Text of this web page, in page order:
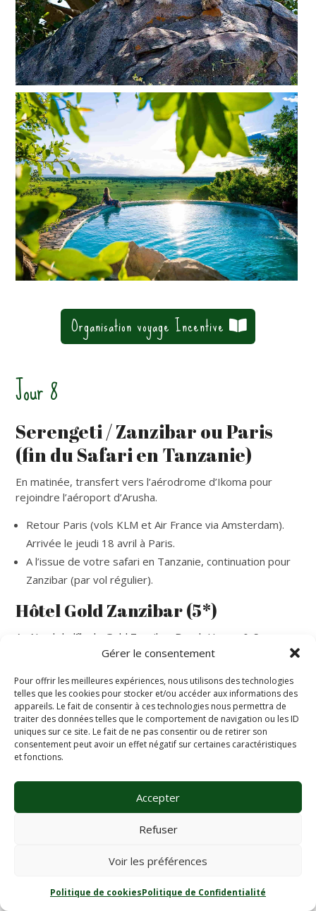
Gérer le consentement
Pour offrir les meilleures expériences, nous utilisons des technologies
telles que les cookies pour stocker et/ou accéder aux informations des
appareils. Le fait de consentir à ces technologies nous permettra de
traiter des données telles que le comportement de navigation ou les ID
uniques sur ce site. Le fait de ne pas consentir ou de retirer son
consentement peut avoir un effet négatif sur certaines caractéristiques
et fonctions.
Accepter
Refuser
Voir les préférences
Politique de cookiesPolitique de Confidentialité
Organisation voyage Incentive
Jour 8
Serengeti / Zanzibar ou Paris
(fin du Safari en Tanzanie)
En matinée, transfert vers l’aérodrome d’Ikoma pour
rejoindre l’aéroport d’Arusha.
Retour Paris (vols KLM et Air France via Amsterdam).
Arrivée le jeudi 18 avril à Paris.
A l’issue de votre safari en Tanzanie, continuation pour
Zanzibar (par vol régulier).
Hôtel Gold Zanzibar (5*)
Au Nord de l’île, le Gold Zanzibar Beach House & Spa vous
accueille pour découvrir le paradis tropical sur la plage de
que 76 chambres (70m2 avec vue jardin ou mer) avec une
architecture d’influences africaines et arabes selon un
design contemporain.
Pour la restauration, vous disposez de 3 restaurants, 1
bar.
extérieure, d’une plage de sable blanc et un SPA (soins et
traitement avec supplément).